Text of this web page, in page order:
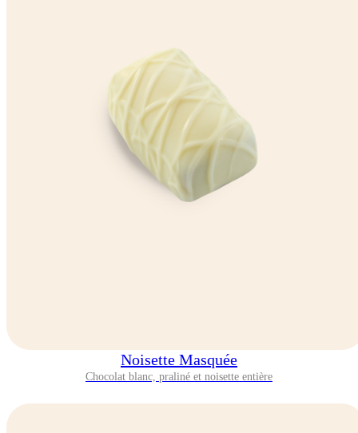
Noisette Masquée
Chocolat blanc, praliné et noisette entière